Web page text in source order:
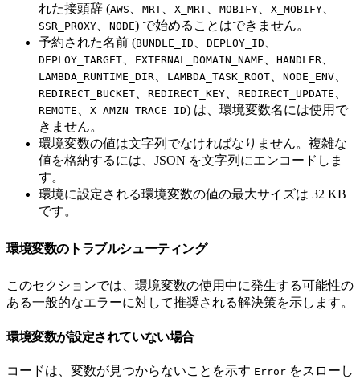
れた接頭辞 (AWS MRT X_MRT MOBIFY X_MOBIFY
SSR_PROXY NODE) で始めることはできません。
予約された名前 (BUNDLE_ID DEPLOY_ID
DEPLOY_TARGET EXTERNAL_DOMAIN_NAME HANDLER
LAMBDA_RUNTIME_DIR LAMBDA_TASK_ROOT NODE_ENV
REDIRECT_BUCKET REDIRECT_KEY REDIRECT_UPDATE
REMOTE X_AMZN_TRACE_ID) は、環境変数名には使用で
きません。
環境変数の値は文字列でなければなりません。複雑な
値を格納するには、JSON を文字列にエンコードしま
す。
環境に設定される環境変数の値の最大サイズは 32 KB
です。
環境変数のトラブルシューティング
このセクションでは、環境変数の使用中に発生する可能性の
ある一般的なエラーに対して推奨される解決策を示します。
環境変数が設定されていない場合
コードは、変数が見つからないことを示す Error をスローし